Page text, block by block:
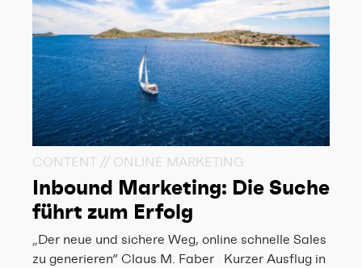
CONTENT // ONLINE MARKETING
Inbound Marketing: Die Suche
führt zum Erfolg
„Der neue und sichere Weg, online schnelle Sales
zu generieren“ Claus M. Faber Kurzer Ausflug in